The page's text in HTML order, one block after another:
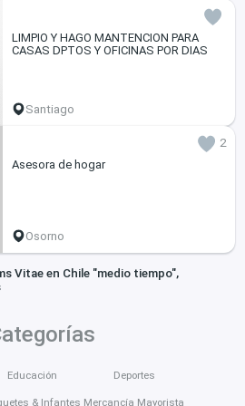
LIMPIO Y HAGO MANTENCION PARA
CASAS DPTOS Y OFICINAS POR DIAS
Santiago
2
Asesora de hogar
Osorno
Vitae en Chile "medio tiempo",
Educación
& Infantes
Deportes
Mercancía Mayorista